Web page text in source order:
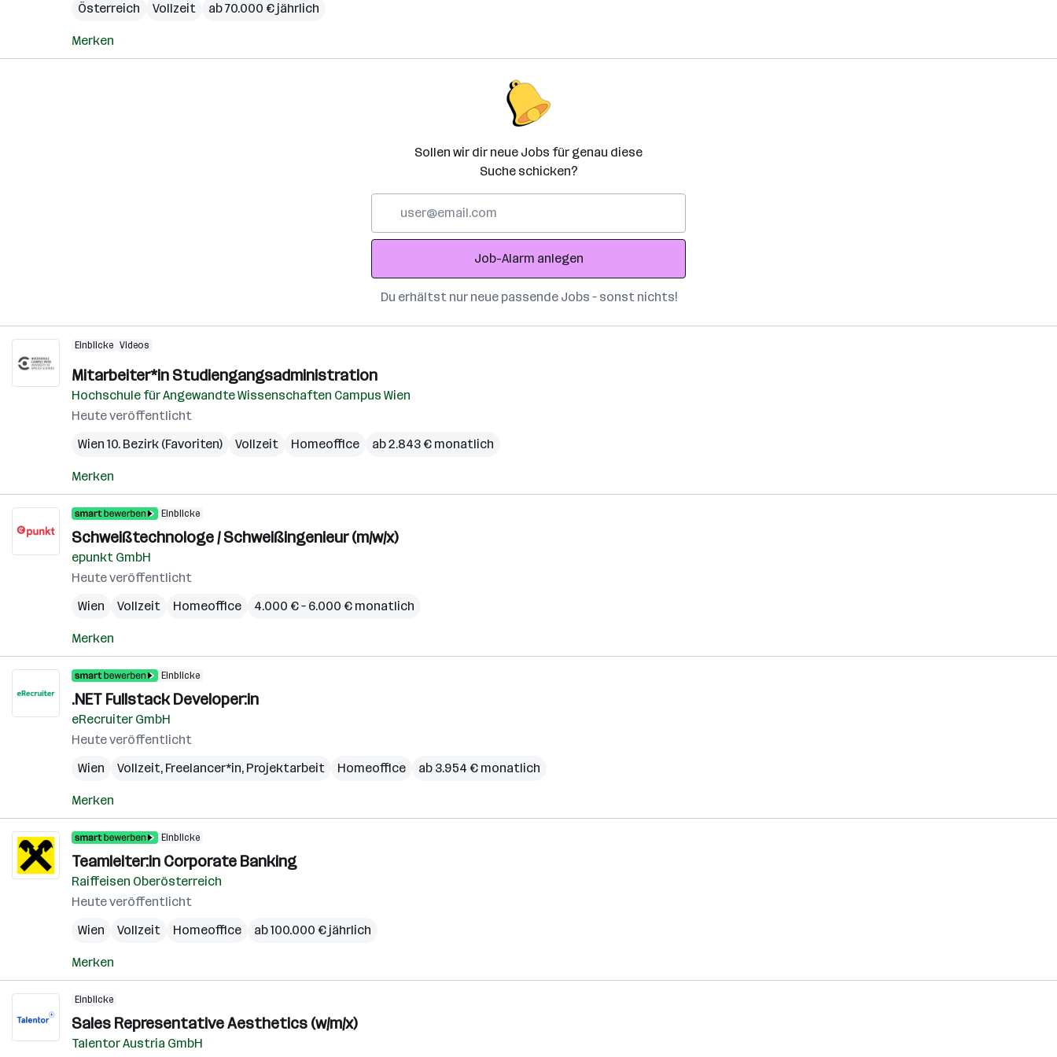
Österreich
Vollzeit ab 70.000 € jährlich
Merken
Sollen wir dir neue Jobs für genau diese
Suche schicken?
Adresse
Job-Alarm anlegen
Du erhältst nur neue passende Jobs – sonst nichts!
Einblicke Videos
Mitarbeiter*in Studiengangsadministration
Hochschule für Angewandte Wissenschaften Campus Wien
Heute veröffentlicht
Wien 10. Bezirk (Favoriten)
Vollzeit Homeoffice ab 2.843 € monatlich
Merken
Einblicke
Schweißtechnologe / Schweißingenieur (m/w/x)
epunkt GmbH
Heute veröffentlicht
Wien
Vollzeit Homeoffice 4.000 € – 6.000 € monatlich
Merken
Einblicke
.NET Fullstack Developer:in
eRecruiter GmbH
Heute veröffentlicht
Wien
Vollzeit, Freelancer*in, Projektarbeit Homeoffice ab 3.954 € monatlich
Merken
Einblicke
Teamleiter:in Corporate Banking
Raiffeisen Oberösterreich
Heute veröffentlicht
Wien
Vollzeit Homeoffice ab 100.000 € jährlich
Merken
Einblicke
Sales Representative Aesthetics (w/m/x)
Talentor Austria GmbH